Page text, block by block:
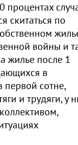
процентах
скитаться по
войны и
жилье после 1
в
первой сотне,
и трудяги, у